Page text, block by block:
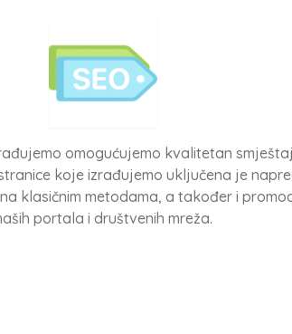
omogućujemo kvalitetan
koje izrađujemo uključena je
klasičnim metodama, a također i
portala i društvenih mreža.